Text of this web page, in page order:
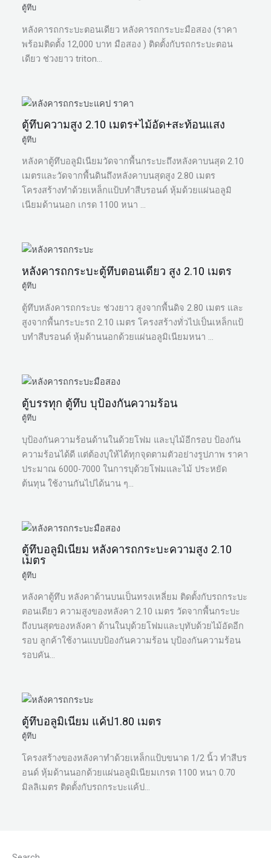
ตู้ทึบ
หลังคารถกระบะตอนเดียว หลังคารถกระบะมือสอง (ราคา
พร้อมติดตั้ง 12,000 บาท มือสอง ) ติดตั้งกับรถกระบะตอน
เดียว ช่วงยาว triton…
ตู้ทึบความสูง 2.10 เมตร+ไม้อัด+สะท้อนแสง
ตู้ทึบ
หลังคาตู้ทึบอลูมิเนียมวัดจากพื้นกระบะถึงหลังคาบนสุด 2.10
เมตรและวัดจากพื้นดินถึงหลังคาบนสุดสูง 2.80 เมตร
โครงสร้างทำด้วยเหล็กแป้บทำสีบรอนด์ หุ้มด้วยแผ่นอลูมิ
เนียมด้านนอก เกรด 1100 หนา …
หลังคารถกระบะตู้ทึบตอนเดียว สูง 2.10 เมตร
ตู้ทึบ
ตู้ทึบหลังคารถกระบะ ช่วงยาว สูงจากพื้นดิจ 2.80 เมตร และ
สูงจากพื้นกระบะรถ 2.10 เมตร โครงสร้างทั่วไปเป็นเหล็กแป้
บทำสีบรอนด์ หุ้มด้านนอกด้วยแผ่นอลูมิเนียมหนา …
ตู้บรรทุก ตู้ทึบ บุป้องกันความร้อน
ตู้ทึบ
บุป้องกันความร้อนด้านในด้วยโฟม และบุไม้อีกรอบ ป้องกัน
ความร้อนได้ดี แต่ต้องบุให้ได้ทุกจุดตามตัวอย่างรูปภาพ ราคา
ประมาณ 6000-7000 ในการบุด้วยโฟมและไม้ ประหยัด
ต้นทุน ใช้งานกันไปได้นาน ๆ…
ตู้ทึบอลูมิเนียม หลังคารถกระบะความสูง 2.10
เมตร
ตู้ทึบ
หลังคาตู้ทึบ หลังคาด้านบนเป็นทรงเหลี่ยม ติดตั้งกับรถกระบะ
ตอนเดียว ความสูงของหลังคา 2.10 เมตร วัดจากพื้นกระบะ
ถึงบนสุดของหลังคา ด้านในบุด้วยโฟมและบุทับด้วยไม้อัดอีก
รอบ ลูกค้าใช้งานแบบป้องกันความร้อน บุป้องกันความร้อน
รอบคัน…
ตู้ทึบอลูมิเนียม แค้ป1.80 เมตร
ตู้ทึบ
โครงสร้างของหลังคาทำด้วยเหล็กแป้บขนาด 1/2 นิ้ว ทำสีบร
อนด์ หุ้มด้านนอกด้วยแผ่นอลูมิเนียมเกรด 1100 หนา 0.70
มิลลิเมตร ติดตั้งกับรถกระบะแค้ป…